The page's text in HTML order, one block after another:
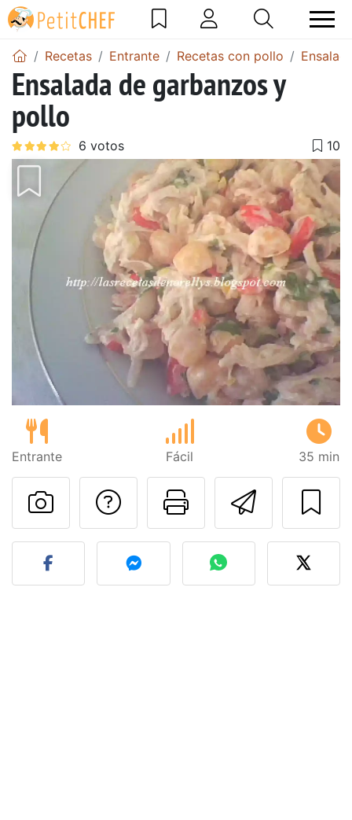
Recetas Entrante Recetas con pollo
Ensalada de garbanzos y
pollo
Entrante Fácil 35 min
Imprimir
Preguntar al autor
Publicar la foto de esta